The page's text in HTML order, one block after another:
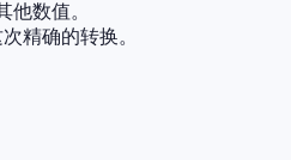
他数值。
精确的转换。